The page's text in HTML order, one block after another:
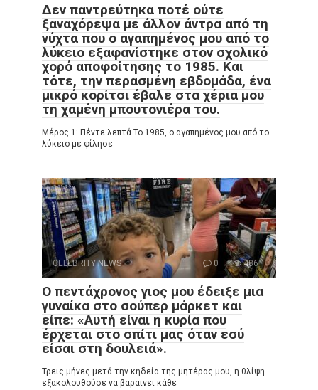
Δεν παντρεύτηκα ποτέ ούτε
ξαναχόρεψα με άλλον άντρα από τη
νύχτα που ο αγαπημένος μου από το
λύκειο εξαφανίστηκε στον σχολικό
χορό αποφοίτησης το 1985. Και
τότε, την περασμένη εβδομάδα, ένα
μικρό κορίτσι έβαλε στα χέρια μου
τη χαμένη μπουτονιέρα του.
Μέρος 1: Πέντε λεπτά Το 1985, ο αγαπημένος μου από το
λύκειο με φίλησε
CELEBRITY NEWS 0 486
Ο πεντάχρονος γιος μου έδειξε μια
γυναίκα στο σούπερ μάρκετ και
είπε: «Αυτή είναι η κυρία που
έρχεται στο σπίτι μας όταν εσύ
είσαι στη δουλειά».
Τρεις μήνες μετά την κηδεία της μητέρας μου, η θλίψη
εξακολουθούσε να βαραίνει κάθε